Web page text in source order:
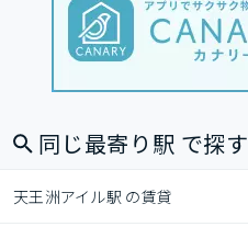
同じ最寄り駅 で探す
天王洲アイル駅 の賃貸